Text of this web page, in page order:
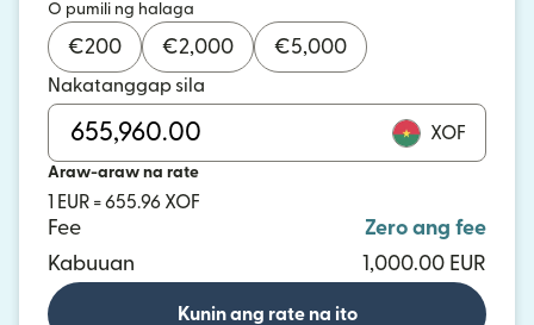
O pumili ng halaga
€200 €2,000 €5,000
Nakatanggap sila
XOF
Araw-araw na rate
1 EUR = 655.96 XOF
Fee
Zero ang fee
Kabuuan
1,000.00 EUR
Kunin ang rate na ito